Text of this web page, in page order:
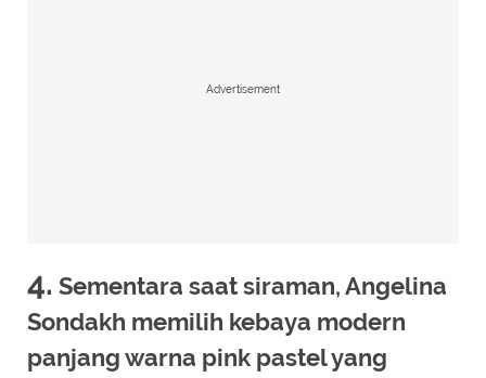
Advertisement
4. Sementara saat siraman, Angelina
Sondakh memilih kebaya modern
panjang warna pink pastel yang